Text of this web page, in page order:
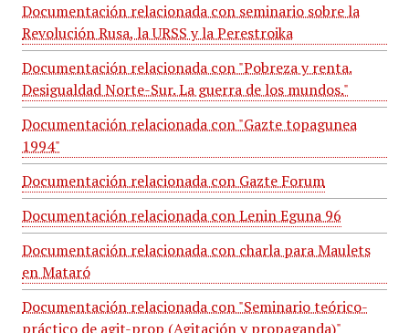
Documentación relacionada con seminario sobre la
Revolución Rusa, la URSS y la Perestroika
Documentación relacionada con "Pobreza y renta.
Desigualdad Norte-Sur. La guerra de los mundos."
Documentación relacionada con "Gazte topagunea
1994"
Documentación relacionada con Gazte Forum
Documentación relacionada con Lenin Eguna 96
Documentación relacionada con charla para Maulets
en Mataró
Documentación relacionada con "Seminario teórico-
práctico de agit-prop (Agitación y propaganda)"